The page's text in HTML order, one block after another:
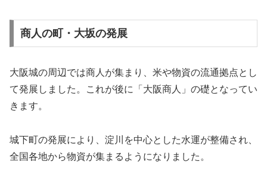
商人の町・大坂の発展
大阪城の周辺では商人が集まり、米や物資の流通拠点とし
て発展しました。これが後に「大阪商人」の礎となってい
きます。
城下町の発展により、淀川を中心とした水運が整備され、
全国各地から物資が集まるようになりました。